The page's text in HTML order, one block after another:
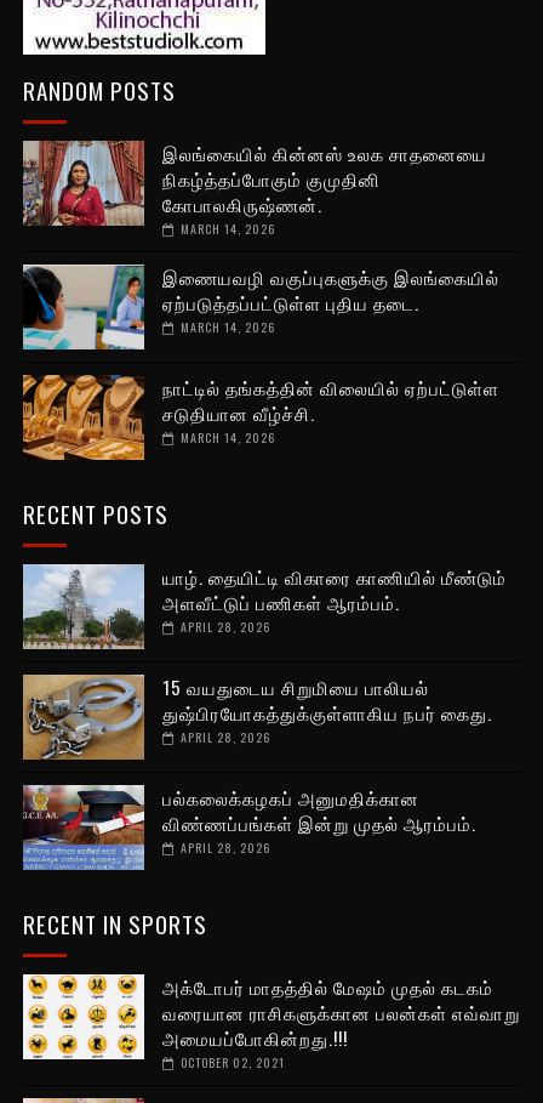
RANDOM POSTS
இலங்கையில் கின்னஸ் உலக சாதனையை
நிகழ்த்தப்போகும் குமுதினி
கோபாலகிருஷ்ணன்.
MARCH 14, 2026
இணையவழி வகுப்புகளுக்கு இலங்கையில்
ஏற்படுத்தப்பட்டுள்ள புதிய தடை.
MARCH 14, 2026
நாட்டில் தங்கத்தின் விலையில் ஏற்பட்டுள்ள
சடுதியான வீழ்ச்சி.
MARCH 14, 2026
RECENT POSTS
யாழ். தையிட்டி விகாரை காணியில் மீண்டும்
அளவீட்டுப் பணிகள் ஆரம்பம்.
APRIL 28, 2026
15 வயதுடைய சிறுமியை பாலியல்
துஷ்பிரயோகத்துக்குள்ளாகிய நபர் கைது.
APRIL 28, 2026
பல்கலைக்கழகப் அனுமதிக்கான
விண்ணப்பங்கள் இன்று முதல் ஆரம்பம்.
APRIL 28, 2026
RECENT IN SPORTS
அக்டோபர் மாதத்தில் மேஷம் முதல் கடகம்
வரையான ராசிகளுக்கான பலன்கள் எவ்வாறு
அமையப்போகின்றது.!!!
OCTOBER 02, 2021